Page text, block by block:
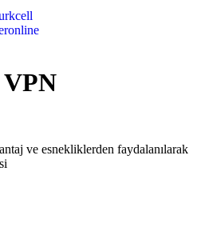
ve esnekliklerden faydalanılarak